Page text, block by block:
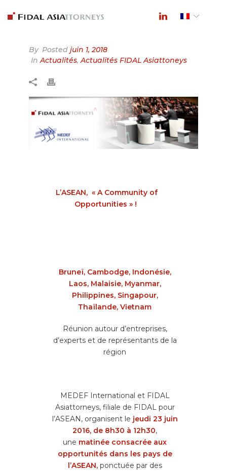
By Posted juin 1, 2018
InActualités,Actualités FIDAL Asiattoneys
L’ASEAN, « A Community of
Opportunities » !
Bruneï, Cambodge, Indonésie,
Laos, Malaisie, Myanmar,
Philippines, Singapour,
Thaïlande, Vietnam
Réunion autour d’entreprises,
d’experts et de représentants de la
région
MEDEF International et FIDAL
Asiattorneys, filiale de FIDAL pour
l’ASEAN, organisent le jeudi 23 juin
2016, de 8h30 à 12h30,
une matinée consacrée aux
opportunités dans les pays de
l’ASEAN, ponctuée par des